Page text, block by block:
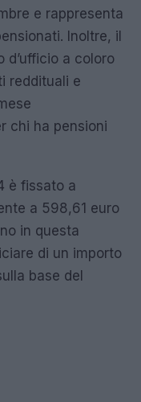
e rappresenta
Inoltre, il
d’ufficio a coloro
reddituali e
chi ha pensioni
è fissato a
a 598,61 euro
in questa
di un importo
base del